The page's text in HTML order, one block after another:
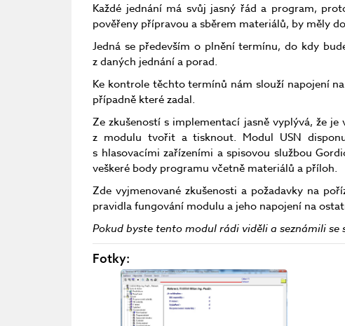
Každé jednání má svůj jasný řád a program,
pověřeny přípravou a sběrem materiálů, by měly
Jedná se především o plnění termínu, do kdy
z daných jednání a porad.
Ke kontrole těchto termínů nám slouží napojení
případně které zadal.
Ze zkušeností s implementací jasně vyplývá, že
z modulu tvořit a tisknout. Modul USN
s hlasovacími zařízeními a spisovou službou
veškeré body programu včetně materiálů a příloh.
Zde vyjmenované zkušenosti a požadavky na
pravidla fungování modulu a jeho napojení na
Pokud byste tento modul rádi viděli a seznámili
Fotky: